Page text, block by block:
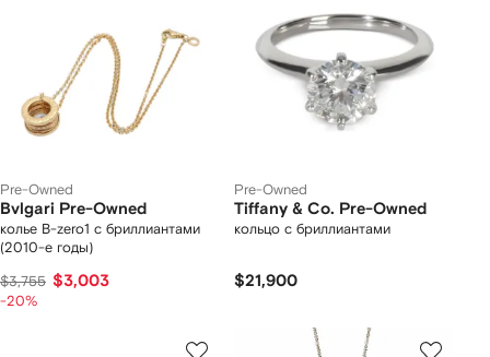
Pre-Owned
Bvlgari Pre-Owned
колье B-zero1 с бриллиантами
(2010-е годы)
$3,755 $3,003
-20%
Pre-Owned
Tiffany & Co. Pre-Owned
кольцо с бриллиантами
$21,900